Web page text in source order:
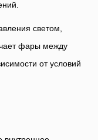
светом,
фары между
от условий